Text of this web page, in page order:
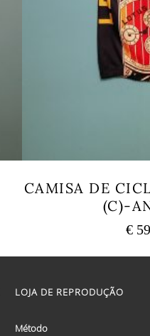
CAMISA DE
(C)-
€
LOJA DE REPRODUÇÃO
Método